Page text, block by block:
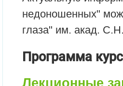
недоношенных"
глаза" им. акад.
Программа
Лекционные